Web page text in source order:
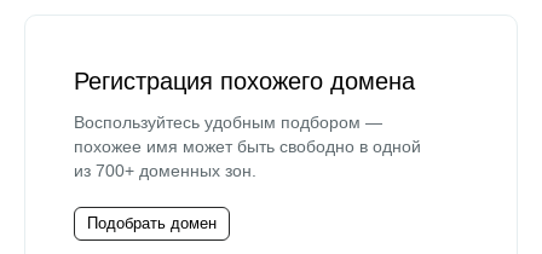
Регистрация похожего домена
Воспользуйтесь удобным подбором —
похожее имя может быть свободно в одной
из 700+ доменных зон.
Подобрать домен